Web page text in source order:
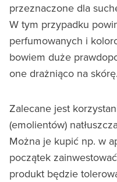
przeznaczone dla
W tym przypadku
perfumowanych i
bowiem duże
one drażniąco na skórę.
Zalecane jest
(emolientów)
Można je kupić np. w
początek
produkt będzie